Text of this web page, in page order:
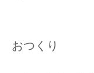
おつくり